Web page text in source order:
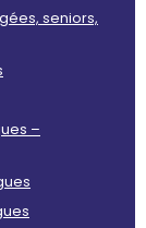
seniors,
–